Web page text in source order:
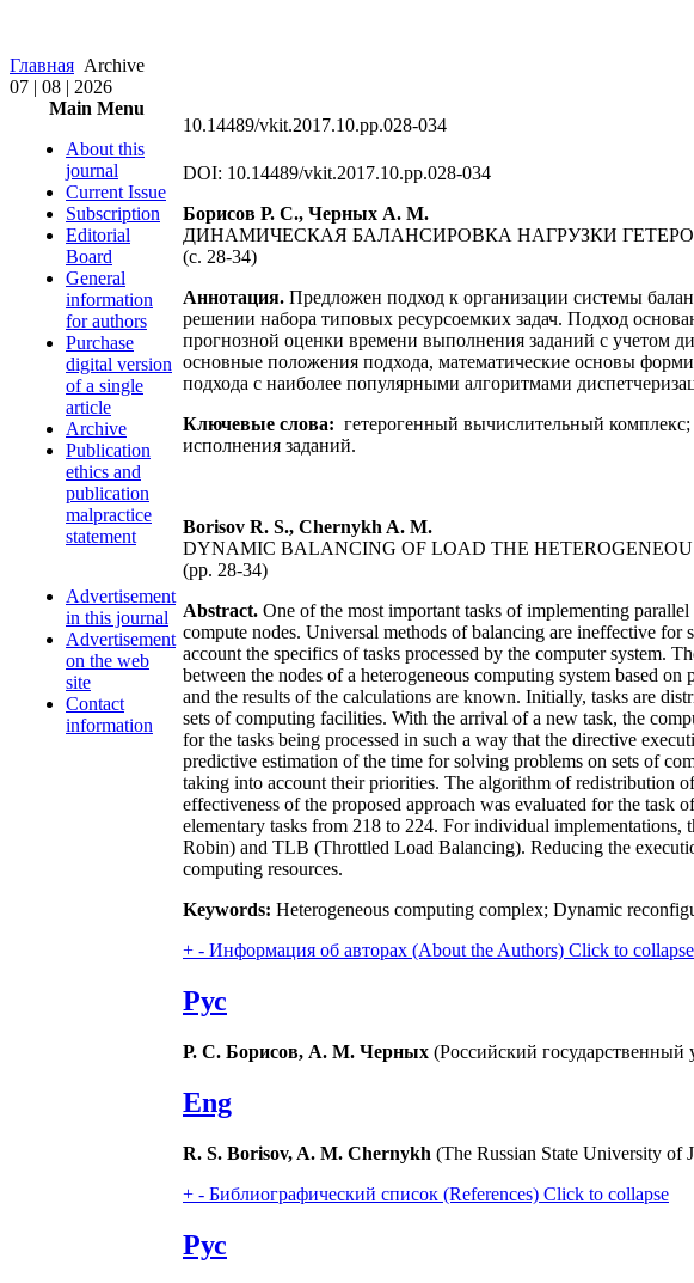
Главная Archive
07 | 08 | 2026
Main Menu
About this
journal
Current Issue
Subscription
Editorial
Board
General
information
for authors
Purchase
digital version
of a single
article
Archive
Publication
ethics and
publication
malpractice
statement
Advertisement
in this journal
Advertisement
on the web
site
Contact
information
10.14489/vkit.2017.10.pp.028-034
DOI: 10.14489/vkit.2017.10.pp.028-034
Борисов Р. С., Черных А. М.
ДИНАМИЧЕСКАЯ БАЛАНСИРОВКА НАГРУЗКИ
(c. 28-34)
Аннотация. Предложен подход к организации системы
решении набора типовых ресурсоемких задач. Подход
прогнозной оценки времени выполнения заданий с учетом
основные положения подхода, математические основы
подхода с наиболее популярными алгоритмами
Ключевые слова: гетерогенный вычислительный
исполнения заданий.
Borisov R. S., Chernykh A. M.
DYNAMIC BALANCING OF LOAD THE
(pp. 28-34)
Abstract. One of the most important tasks of implementing
compute nodes. Universal methods of balancing are ineffective for
account the specifics of tasks processed by the computer system.
between the nodes of a heterogeneous computing system based
and the results of the calculations are known. Initially, tasks are
sets of computing facilities. With the arrival of a new task, the
for the tasks being processed in such a way that the directive
predictive estimation of the time for solving problems on sets of
taking into account their priorities. The algorithm of redistribution
effectiveness of the proposed approach was evaluated for the task
elementary tasks from 218 to 224. For individual
Robin) and TLB (Throttled Load Balancing). Reducing the
computing resources.
Keywords: Heterogeneous computing complex; Dynamic
+ - Информация об авторах (About the Authors) Click to collapse
Рус
Р. С. Борисов, А. М. Черных (Российский государственный
Eng
R. S. Borisov, A. M. Chernykh (The Russian State University of
+ - Библиографический список (References) Click to collapse
Рус